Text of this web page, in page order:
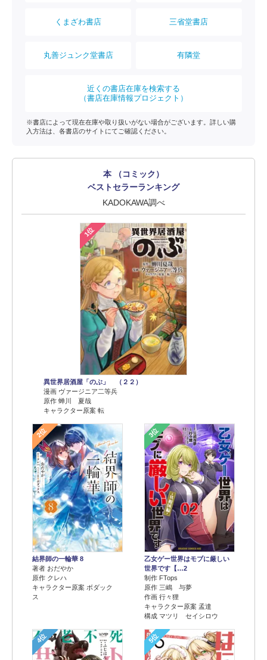
くまざわ書店 三省堂書店
丸善ジュンク堂書店 有隣堂
近くの書店在庫を検索する
（書店在庫情報プロジェクト）
※書店によって現在在庫や取り扱いがない場合がございます。詳しい購
入方法は、各書店のサイトにてご確認ください。
本 （コミック）
ベストセラーランキング
KADOKAWA調べ
1位
異世界居酒屋「のぶ」 （２２）
漫画 ヴァージニア二等兵
原作 蝉川 夏哉
キャラクター原案 転
2位
結界師の一輪華 8
著者 おだやか
原作 クレハ
キャラクター原案 ボダック
ス
3位
乙女ゲー世界はモブに厳しい
世界です【…2
制作 FTops
原作 三嶋 与夢
作画 行々狸
キャラクター原案 孟達
構成 マツリ セイシロウ
4位 5位